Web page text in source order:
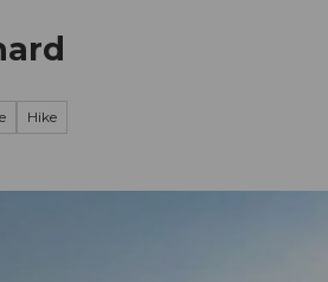
Hike